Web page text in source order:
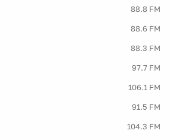
88.8 FM
88.6 FM
88.3 FM
97.7 FM
106.1 FM
91.5 FM
104.3 FM